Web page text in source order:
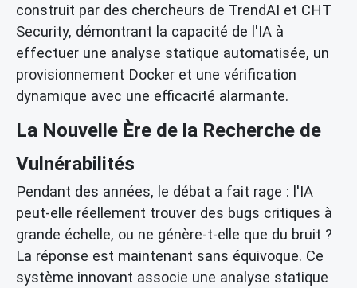
construit par des chercheurs de TrendAI et CHT
Security, démontrant la capacité de l'IA à
effectuer une analyse statique automatisée, un
provisionnement Docker et une vérification
dynamique avec une efficacité alarmante.
La Nouvelle Ère de la Recherche de
Vulnérabilités
Pendant des années, le débat a fait rage : l'IA
peut-elle réellement trouver des bugs critiques à
grande échelle, ou ne génère-t-elle que du bruit ?
La réponse est maintenant sans équivoque. Ce
système innovant associe une analyse statique